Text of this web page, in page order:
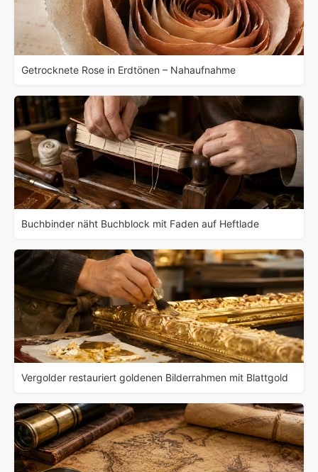
Getrocknete Rose in Erdtönen – Nahaufnahme
Buchbinder näht Buchblock mit Faden auf Heftlade
Vergolder restauriert goldenen Bilderrahmen mit Blattgold